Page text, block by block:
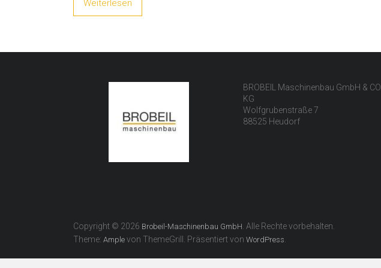
Weiterlesen
BROBEIL Maschinenbau GmbH & CO.
KG
Wolfgrubenstraße 7
88525 Heudorf
Copyright © 2026 Brobeil-Maschinenbau GmbH . Alle Rechte vorbehalten.
Theme: Ample von ThemeGrill. Präsentiert von WordPress